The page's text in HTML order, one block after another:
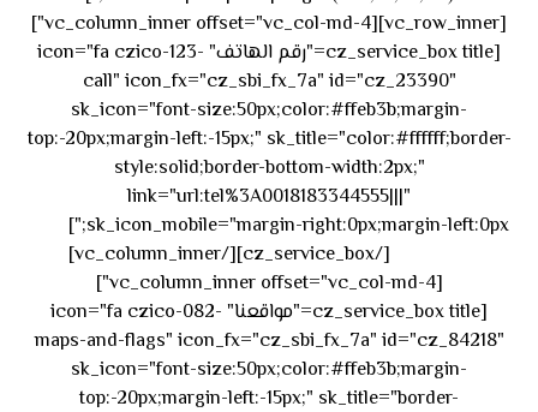
[vc_row_inner][vc_column_inner offset="vc_col-md-4"]
[cz_service_box title="رقم الهاتف" icon="fa czico-123-
call" icon_fx="cz_sbi_fx_7a" id="cz_23390"
sk_icon="font-size:50px;color:#ffeb3b;margin-
top:-20px;margin-left:-15px;" sk_title="color:#ffffff;border-
style:solid;border-bottom-width:2px;"
link="url:tel%3A0018183344555|||"
sk_icon_mobile="margin-right:0px;margin-left:0px;"]
[/cz_service_box][/vc_column_inner]
[vc_column_inner offset="vc_col-md-4"]
[cz_service_box title="مواقعنا" icon="fa czico-082-
maps-and-flags" icon_fx="cz_sbi_fx_7a" id="cz_84218"
sk_icon="font-size:50px;color:#ffeb3b;margin-
top:-20px;margin-left:-15px;" sk_title="border-